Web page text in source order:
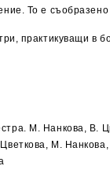
То е
практикуващи в
М. Нанкова, В.
М.